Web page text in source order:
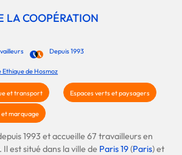
LA COOPÉRATION
Depuis 1993
de Hosmoz
et transport Espaces verts et paysagers
marquage
1993 et accueille 67 travailleurs en
est situé dans la ville de Paris 19(Paris) et